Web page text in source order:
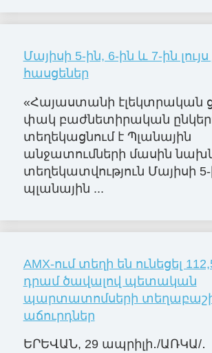
Մայիսի 5-ին, 6-ին և 7-ին լույս
հասցեներ
«Հայաստանի էլեկտրական
փակ բաժնետիրական
տեղեկացնում է Պլանային
անջատումների մասին
տեղեկատվություն Մայիսի 5-
պլանային ...
AMX-ում տեղի են ունեցել
դրամ ծավալով պետական
պարտատոմսերի
աճուրդներ
ԵՐԵՎԱՆ, 29 ապրիլի․/ԱՌԿԱ/․